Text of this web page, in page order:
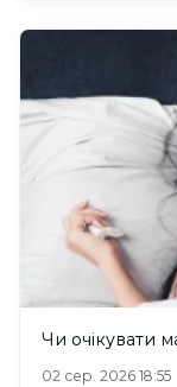
Чи очікувати
02 сер. 2026 18:55